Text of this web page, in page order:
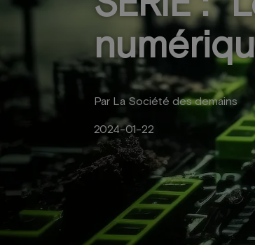
Par La Société des demains
2024-01-22